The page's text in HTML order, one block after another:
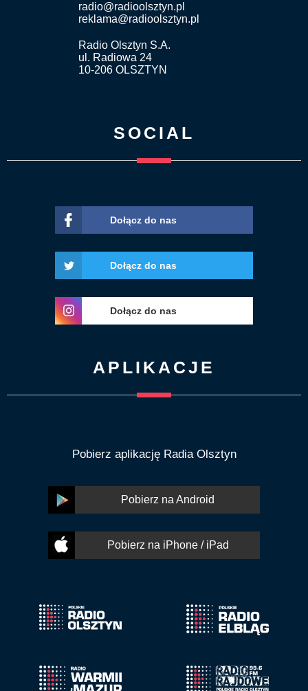
radio@radioolsztyn.pl
reklama@radioolsztyn.pl
Radio Olsztyn S.A.
ul. Radiowa 24
10-206 OLSZTYN
SOCIAL
Dołącz do nas
Dołącz do nas
Dołącz do nas
APLIKACJE
Pobierz aplikację Radia Olsztyn
Pobierz na Android
Pobierz na iPhone / iPad